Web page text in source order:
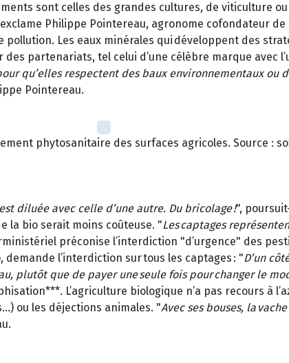
sont celles des grandes cultures, de viticulture
Philippe Pointereau, agronome cofondateur de
pollution. Les eaux minérales qui développent des
partenariats, tel celui d’une célèbre marque avec
qu’elles respectent des baux environnementaux
Pointereau.
phytosanitaire des surfaces agricoles. Source :
diluée avec celle d’une autre. Du bricolage !",
la bio serait moins coûteuse. "Les captages
préconise l’interdiction "d’urgence" des
l’interdiction sur tous les captages : "D’un
plutôt que de payer une seule fois pour changer le
L’agriculture biologique n’a pas recours à
ou les déjections animales. "Avec ses bouses, la